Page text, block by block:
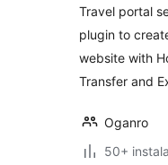
Travel portal
plugin to
website with
Transfer and
Oganro
50+